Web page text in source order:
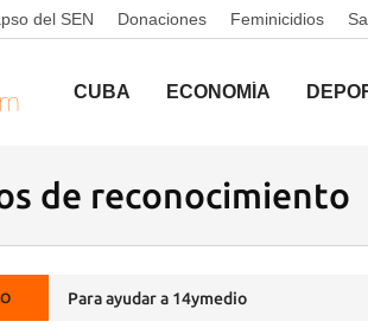
del SEN Donaciones Feminicidios
CUBA ECONOMÍA
de reconocimiento
Para ayudar a 14ymedio